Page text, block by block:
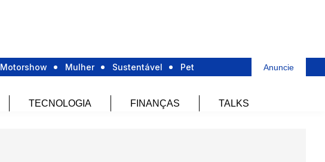
Motorshow Mulher Sustentável Pet Anuncie
TECNOLOGIA FINANÇAS TALKS